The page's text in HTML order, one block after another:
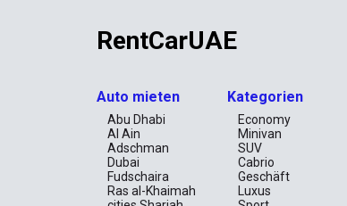
RentCarUAE
Auto mieten
Abu Dhabi
Al Ain
Adschman
Dubai
Fudschaira
Ras al-Khaimah
Kategorien
Economy
Minivan
SUV
Cabrio
Geschäft
Luxus